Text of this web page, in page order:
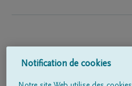
Notification de cookies